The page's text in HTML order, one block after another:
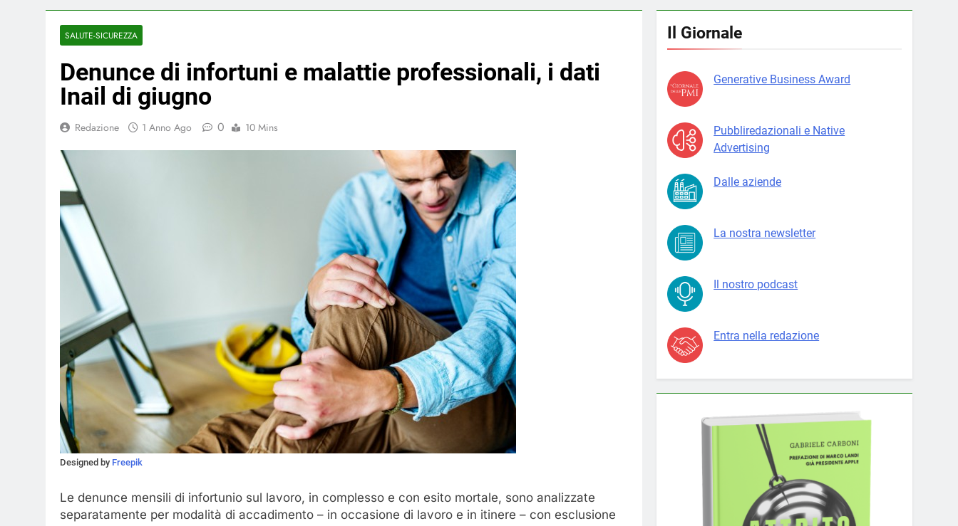
SALUTE-SICUREZZA
Denunce di infortuni e malattie professionali, i dati
Inail di giugno
Redazione 1 Anno Ago 0 10 Mins
Designed by Freepik
Le denunce mensili di infortunio sul lavoro, in complesso e con esito mortale, sono analizzate
separatamente per modalità di accadimento – in occasione di lavoro e in itinere – con esclusione
Il Giornale
Generative Business Award
Pubbliredazionali e Native
Advertising
Dalle aziende
La nostra newsletter
Il nostro podcast
Entra nella redazione